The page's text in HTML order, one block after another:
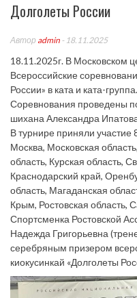
Долголеты России
Автор admin - 18.11.2025
18.11.2025г. В Московском
Всероссийские
России» в ката и ката-группа.
Соревнования проведены
шихана Александра
В турнире приняли участие
Москва, Московская
область, Курская область,
Краснодарский край,
область, Магаданская
Крым, Ростовская область,
Спортсменка Ростовской
Надежда Григорьевна
серебряным призером
киокусинкай «Долголеты